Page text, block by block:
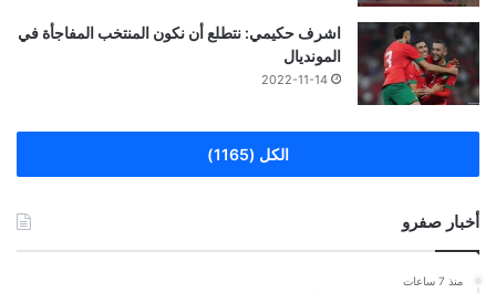
اشرف حكيمي: نتطلع أن نكون المنتخب المفاجأة في
المونديال
2022-11-14
الكل (1165)
أخبار صفرو
منذ 7 ساعات